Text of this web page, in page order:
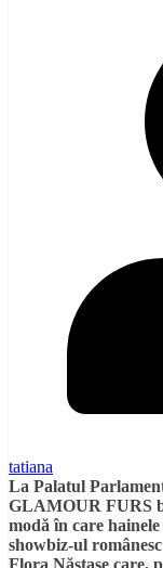
tatiana
La Palatul
GLAMOUR FURS
modă în care
showbiz-ul
Flora Năstase care,